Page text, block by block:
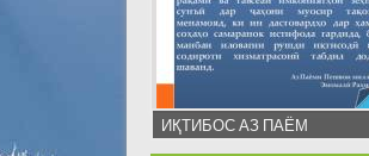
ИҚТИБОС АЗ ПАЁМ